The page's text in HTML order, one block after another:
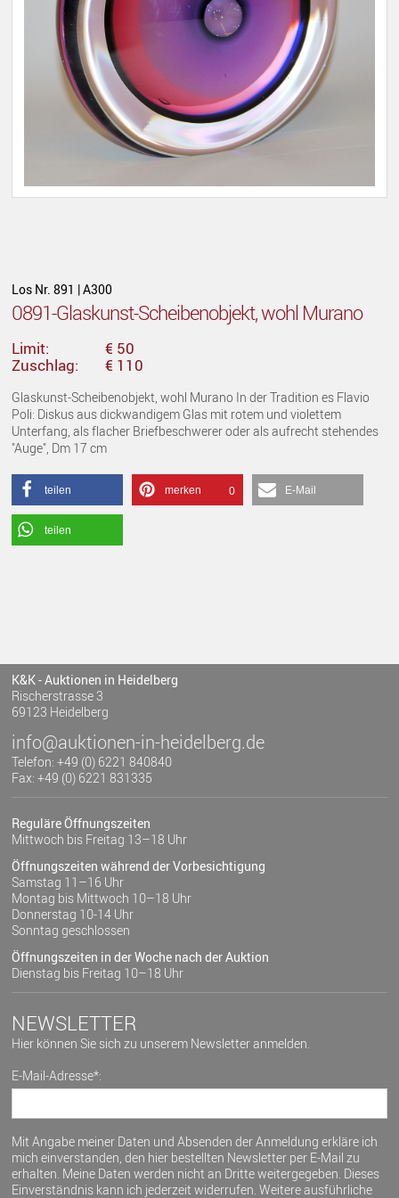
Los Nr. 891 | A300
0891-Glaskunst-Scheibenobjekt, wohl Murano
Limit:
€ 50
Zuschlag:
€ 110
Glaskunst-Scheibenobjekt, wohl Murano In der Tradition es Flavio
Poli: Diskus aus dickwandigem Glas mit rotem und violettem
Unterfang, als flacher Briefbeschwerer oder als aufrecht stehendes
"Auge", Dm 17 cm
teilen merken 0 E-Mail
teilen
K&K - Auktionen in Heidelberg
Rischerstrasse 3
69123 Heidelberg
info@auktionen-in-heidelberg.de
Telefon: +49 (0) 6221 840840
Fax: +49 (0) 6221 831335
Reguläre Öffnungszeiten
Mittwoch bis Freitag 13–18 Uhr
Öffnungszeiten während der Vorbesichtigung
Samstag 11–16 Uhr
Montag bis Mittwoch 10–18 Uhr
Donnerstag 10-14 Uhr
Sonntag geschlossen
Öffnungszeiten in der Woche nach der Auktion
Dienstag bis Freitag 10–18 Uhr
NEWSLETTER
Hier können Sie sich zu unserem Newsletter anmelden.
E-Mail-Adresse*:
Mit Angabe meiner Daten und Absenden der Anmeldung erkläre ich
mich einverstanden, den hier bestellten Newsletter per E-Mail zu
erhalten. Meine Daten werden nicht an Dritte weitergegeben. Dieses
Einverständnis kann ich jederzeit widerrufen. Weitere ausführliche